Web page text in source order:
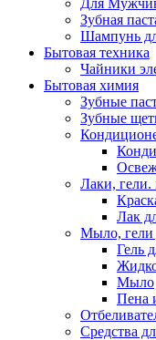
Зубная
Шампунь
Бытовая техника
Чайники
Бытовая химия
Зубные
Зубные
Лаки, гели.
Лак
Мыло, гели
Гель
Мыло
Пена
Средства